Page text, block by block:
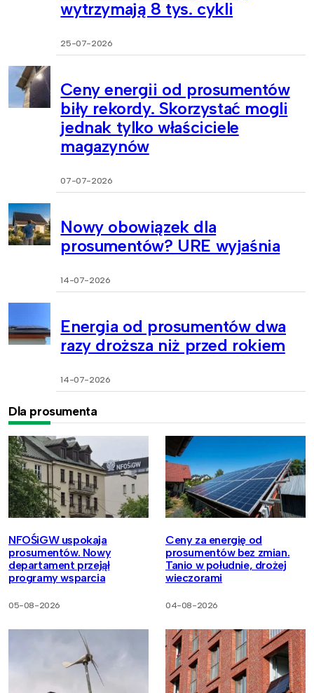
wytrzymają 8 tys. cykli
25-07-2026
Ceny energii od prosumentów
biły rekordy. Skorzystać mogli
jednak tylko właściciele
magazynów
07-07-2026
Nowy obowiązek dla
prosumentów? URE wyjaśnia
14-07-2026
Energia od prosumentów dwa
razy droższa niż przed rokiem
14-07-2026
Dla prosumenta
NFOŚiGW uspokaja
prosumentów. Nowy
departament przejął
programy wsparcia
05-08-2026
Ceny za energię od
prosumentów bez zmian.
Tanio w południe, drożej
wieczorami
04-08-2026